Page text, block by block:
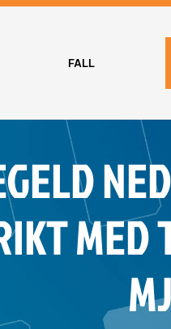
FALL